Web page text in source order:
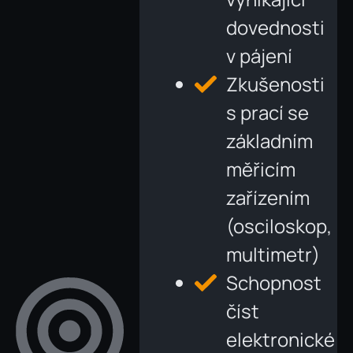
dovednosti
v pájení
Zkušenosti
s prací se
základním
měřicím
zařízením
(osciloskop,
multimetr)
Schopnost
číst
elektronické